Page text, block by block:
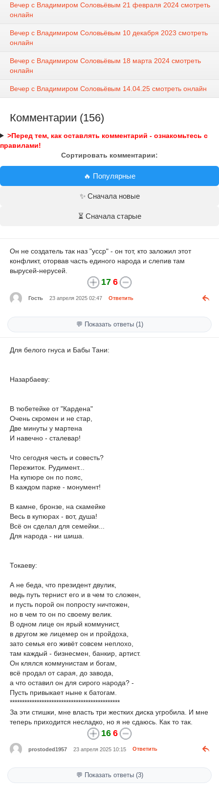
Вечер с Владимиром Соловьёвым 21 февраля 2024 смотреть
онлайн
Вечер с Владимиром Соловьёвым 10 декабря 2023 смотреть
онлайн
Вечер с Владимиром Соловьёвым 18 марта 2024 смотреть
онлайн
Вечер с Владимиром Соловьёвым 14.04.25 смотреть онлайн
Комментарии (156)
>Перед тем, как оставлять комментарий - ознакомьтесь с
правилами!
Сортировать комментарии:
🔥 Популярные
✨ Сначала новые
⏳ Сначала старые
Он не создатель так наз "усср" - он тот, кто заложил этот
конфликт, оторвав часть единого народа и слепив там
вырусей-нерусей.
17 6
Гость 23 апреля 2025 02:47 Ответить
💬 Показать ответы (1)
Для белого гнуса и Бабы Тани:
Назарбаеву:
В тюбетейке от "Кардена"
Очень скромен и не стар,
Две минуты у мартена
И навечно - сталевар!
Что сегодня честь и совесть?
Пережиток. Рудимент...
На купюре он по пояс,
В каждом парке - монумент!
В камне, бронзе, на скамейке
Весь в купюрах - вот, душа!
Всё он сделал для семейки...
Для народа - ни шиша.
Токаеву:
А не беда, что президент двулик,
ведь путь тернист его и в чем то сложен,
и пусть порой он попросту ничтожен,
но в чем то он по своему велик.
В одном лице он ярый коммунист,
в другом же лицемер он и пройдоха,
зато семья его живёт совсем неплохо,
там каждый - бизнесмен, банкир, артист.
Он клялся коммунистам и богам,
всё продал от сарая, до завода,
а что оставил он для сирого народа? -
Пусть привыкает ныне к батогам.
*********************************************
За эти стишки, мне власть три жестких диска угробила. И мне
теперь приходится несладко, но я не сдаюсь. Как то так.
16 6
prostoded1957 23 апреля 2025 10:15 Ответить
💬 Показать ответы (3)